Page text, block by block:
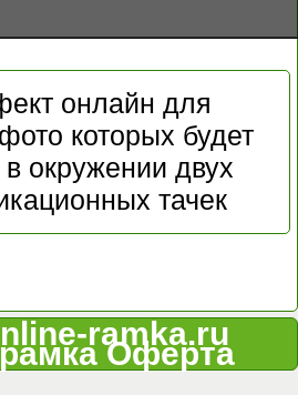
онлайн для
которых будет
в окружении двух
тачек
ramka.ru
Оферта